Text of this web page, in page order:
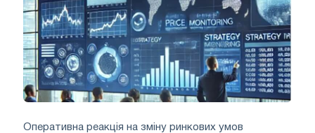
Оперативна реакція на зміну ринкових умов